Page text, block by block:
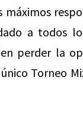
máximos
a todos
perder la
Torneo